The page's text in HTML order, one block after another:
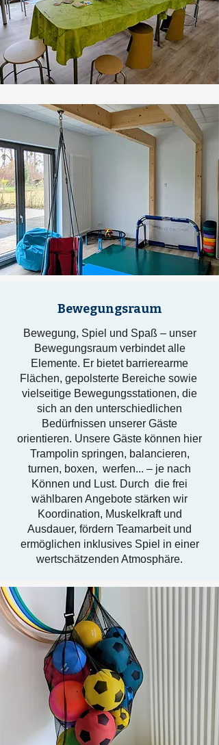
Bewegungsraum
Bewegung, Spiel und Spaß – unser
Bewegungsraum verbindet alle
Elemente. Er bietet barrierearme
Flächen, gepolsterte Bereiche sowie
vielseitige Bewegungsstationen, die
sich an den unterschiedlichen
Bedürfnissen unserer Gäste
orientieren. Unsere Gäste können hier
Trampolin springen, balancieren,
turnen, boxen, werfen... – je nach
Können und Lust. Durch die frei
wählbaren Angebote stärken wir
Koordination, Muskelkraft und
Ausdauer, fördern Teamarbeit und
ermöglichen inklusives Spiel in einer
wertschätzenden Atmosphäre.